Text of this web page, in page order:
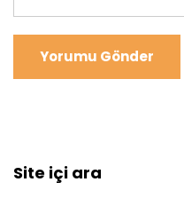
Yorumu Gönder
Site içi ara